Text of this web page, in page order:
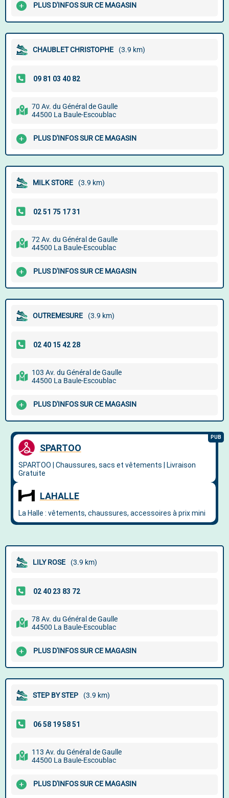
PLUS D'INFOS SUR CE MAGASIN
CHAUBLET CHRISTOPHE (3.9 km)
70 Av. du Général de Gaulle
44500 La Baule-Escoublac
PLUS D'INFOS SUR CE MAGASIN
MILK STORE (3.9 km)
72 Av. du Général de Gaulle
44500 La Baule-Escoublac
PLUS D'INFOS SUR CE MAGASIN
OUTREMESURE (3.9 km)
103 Av. du Général de Gaulle
44500 La Baule-Escoublac
PLUS D'INFOS SUR CE MAGASIN
LILY ROSE (3.9 km)
78 Av. du Général de Gaulle
44500 La Baule-Escoublac
PLUS D'INFOS SUR CE MAGASIN
STEP BY STEP (3.9 km)
113 Av. du Général de Gaulle
44500 La Baule-Escoublac
PLUS D'INFOS SUR CE MAGASIN